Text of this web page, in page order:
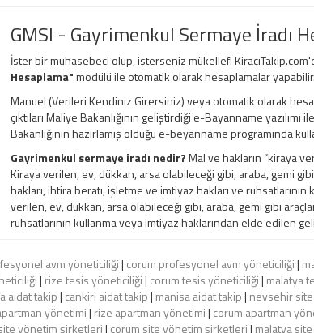
GMSI - Gayrimenkul Sermaye İradı
İster bir muhasebeci olup, isterseniz mükellef!
Hesaplama"modülü ile otomatik olarak hesaplamalar
Manuel (Verileri Kendiniz Girersiniz) veya otomatik olarak
çıktıları Maliye Bakanlığının geliştirdiği e-Bayanname
Bakanlığının hazırlamış olduğu e-beyanname programında
Gayrimenkul sermaye iradı nedir?Mal ve hakların “kiraya
Kiraya verilen, ev, dükkan, arsa olabileceği gibi, araba, gemi
hakları, ihtira beratı, işletme ve imtiyaz hakları ve
verilen, ev, dükkan, arsa olabileceği gibi, araba, gemi gibi
ruhsatlarının kullanma veya imtiyaz haklarından elde edilen
avm yöneticiliği| corum profesyonel avm yöneticiliği|
| rize tesis yöneticiliği| corum tesis yöneticiliği| malatya
aidat takip| cankiri aidat takip| manisa aidat takip| nevsehir
yönetimi| rize apartman yönetimi| corum apartman
yönetim şirketleri| corum site yönetim şirketleri| malatya